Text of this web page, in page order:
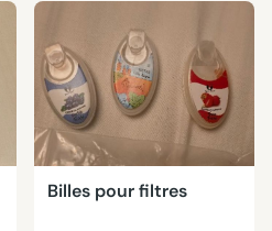
Billes pour filtres